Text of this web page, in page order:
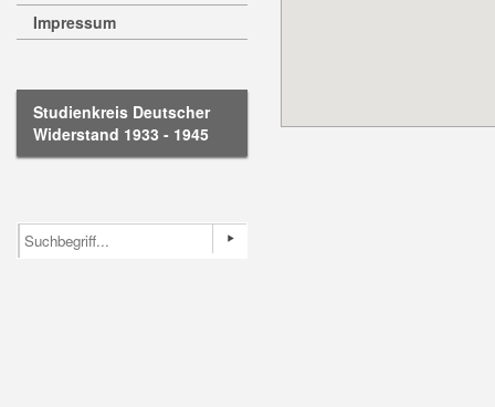
Impressum
Studienkreis Deutscher
Widerstand 1933 - 1945